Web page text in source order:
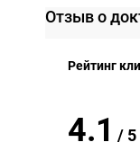
Отзыв о
Рейтинг
4.1 / 5